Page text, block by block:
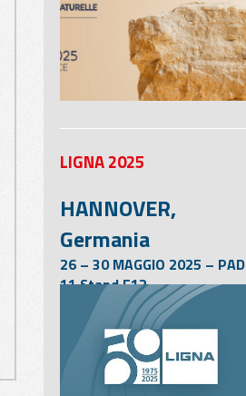
LIGNA 2025
HANNOVER,
Germania
26 – 30 MAGGIO 2025 – PAD
11 Stand E12
La LIGNA di Hannover, che si
terrà dal 26 al 30 maggio 2025,
sarà una delle pietre miliari più
importanti per l’industria della
lavorazione e della